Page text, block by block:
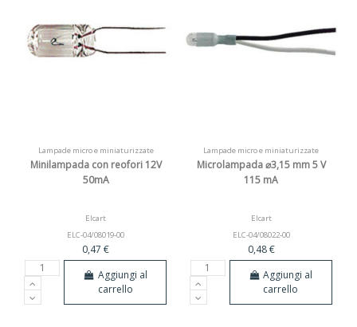
Lampade micro e miniaturizzate
Minilampada con reofori 12V
50mA
Elcart
ELC-04/08019-00
0,47 €
Aggiungi al
carrello
Lampade micro e miniaturizzate
Microlampada ⌀3,15 mm 5 V
115 mA
Elcart
ELC-04/08022-00
0,48 €
Aggiungi al
carrello